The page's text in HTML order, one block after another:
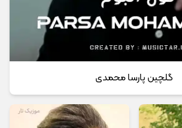
گلچین پارسا محمدی